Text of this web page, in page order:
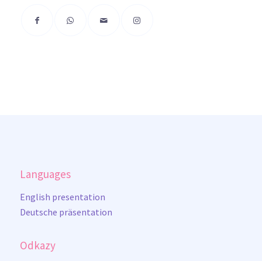
Languages
English presentation
Deutsche präsentation
Odkazy